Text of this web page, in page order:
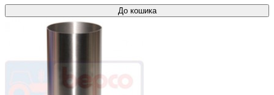
До кошика